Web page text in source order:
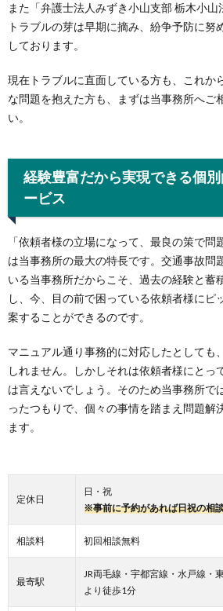
また「弁護士法人みずき小山支部 栃木小
トラブルの芽は早期に摘み、紛争予防に努
しております。
現在トラブルに直面している方も、これか
な問題を抱えた方も、まずは当事務所へご
い。
経験豊富だから実現できる個
ービス
「依頼者様の立場になって、最良の策で
は当事務所の最大の特長です。交通事故問
いる当事務所だからこそ、過去の経験と蓄
し、今、目の前で困っている依頼者様にピ
案することができるのです。
マニュアル通り事務的に対応したとしても
しれません。しかしそれは依頼者様にとっ
は言えないでしょう。そのため当事務所で
ったつもりで、個々の事情を踏まえ問題解
ます。
定休日
日・祝
※事前に予約があれば日祝の相
相談料 初回相談無料
最寄駅
JR両毛線・宇都宮線・水戸線・
より徒歩1分